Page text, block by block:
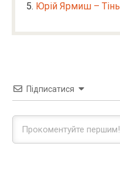
Юрій Ярмиш – Тінь
Підписатися